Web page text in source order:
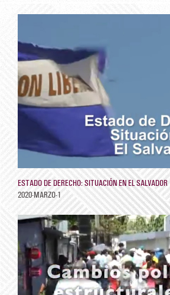
ESTADO DE DERECHO: SITUACIÓN EN EL SALVADOR
2020-MARZO-1